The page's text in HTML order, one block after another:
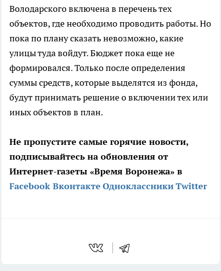
Володарского включена в перечень тех
объектов, где необходимо проводить работы. Но
пока по плану сказать невозможно, какие
улицы туда войдут. Бюджет пока еще не
формировался. Только после определения
суммы средств, которые выделятся из фонда,
будут принимать решение о включении тех или
иных объектов в план.
Не пропустите самые горячие новости,
подписывайтесь на обновления от
Интернет-газеты «Время Воронежа» в
Facebook Вконтакте ОдноклассникиTwitter